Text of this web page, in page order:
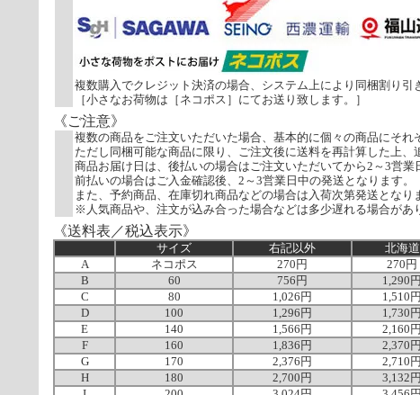
複数購入でクレジット決済の場合、システム上により同梱割り
［小さなお荷物は［ネコポス］にてお送り致します。］
《ご注意》
複数の商品をご注文いただいた場合、基本的に個々の商品にそれ
ただし同梱可能な商品に限り、ご注文後に送料を再計算した上、
商品お届け日は、後払いの場合はご注文いただいてから2～3営業
前払いの場合はご入金確認後、2～3営業日中の発送となります。
また、予約商品、在庫切れ商品などの場合は入荷次第発送となり
※人気商品や、注文が込み合った場合などは多少遅れる場合があ
《送料表／税込表示》
サイズ 右記以外
北海道
A
ネコポス 270円
270円
B
60 756円
1,290
C
80 1,026円
1,510
D
100 1,296円
1,730
E
140 1,566円
2,160
F
160 1,836円
2,370
G
170 2,376円
2,710
H
180 2,700円
3,132